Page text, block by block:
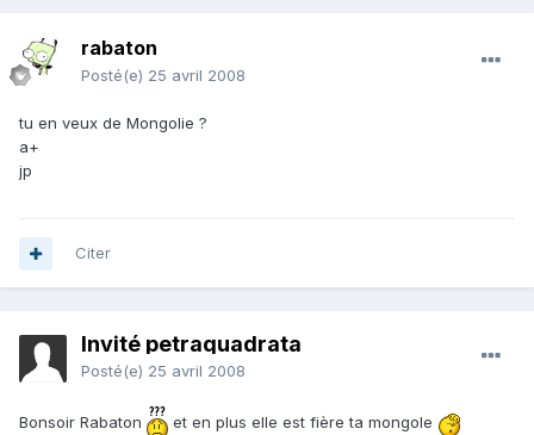
rabaton
Posté(e) 25 avril 2008
tu en veux de Mongolie ?
a+
jp
Citer
Invité petraquadrata
Posté(e) 25 avril 2008
Bonsoir Rabaton et en plus elle est fière ta mongole